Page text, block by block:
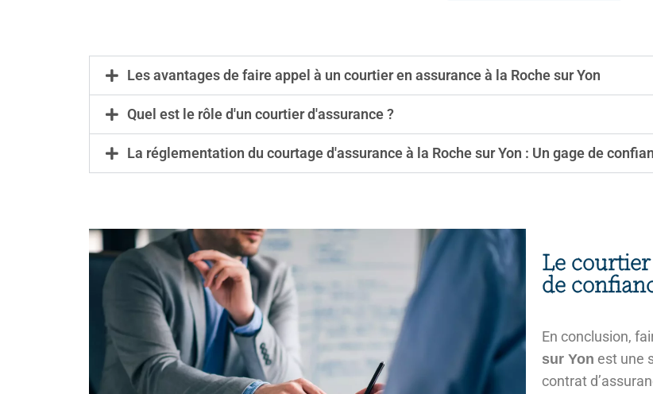
Les avantages de faire appel à un courtier en assurance à la Roche sur Yon
Quel est le rôle d'un courtier d'assurance ?
La réglementation du courtage d'assurance à la Roche sur Yon : Un gage de
Le
de
En conclusion,
sur Yon est une
contrat